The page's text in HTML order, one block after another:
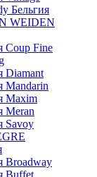
Бельгия
WEIDEN
Coup Fine
Diamant
Mandarin
Maxim
Meran
Savoy
Broadway
Buffet